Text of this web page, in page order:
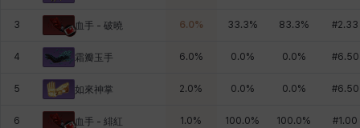
3 血手 - 破曉 6.0% 33.3% 83.3% #2.33
4 霜瓣玉手 6.0% 0.0% 0.0% #6.50
5 如來神掌 2.0% 0.0% 0.0% #6.50
6 血手 - 緋紅 1.0% 100.0% 100.0% #1.00